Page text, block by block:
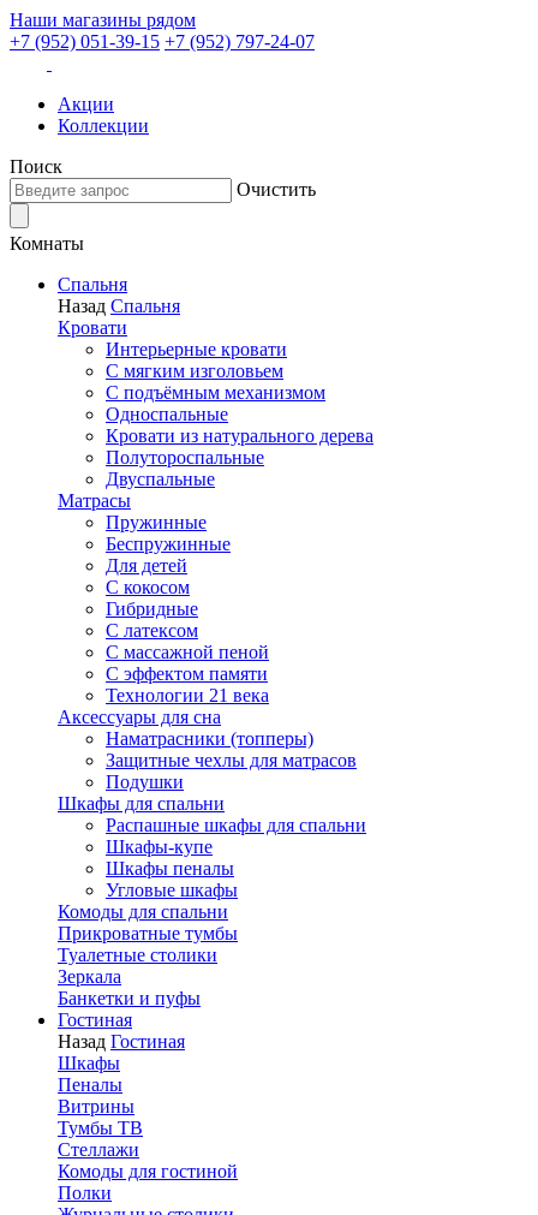
Наши магазины рядом
+7 (952) 051-39-15 +7 (952) 797-24-07
Акции
Коллекции
Поиск
Очистить
Комнаты
Спальня
Назад Спальня
Кровати
Интерьерные кровати
С мягким изголовьем
С подъёмным механизмом
Односпальные
Кровати из натурального дерева
Полутороспальные
Двуспальные
Матрасы
Пружинные
Беспружинные
Для детей
C кокосом
Гибридные
С латексом
С массажной пеной
С эффектом памяти
Технологии 21 века
Аксессуары для сна
Наматрасники (топперы)
Защитные чехлы для матрасов
Подушки
Шкафы для спальни
Распашные шкафы для спальни
Шкафы-купе
Шкафы пеналы
Угловые шкафы
Комоды для спальни
Прикроватные тумбы
Туалетные столики
Зеркала
Банкетки и пуфы
Гостиная
Назад Гостиная
Шкафы
Пеналы
Витрины
Тумбы ТВ
Стеллажи
Комоды для гостиной
Полки